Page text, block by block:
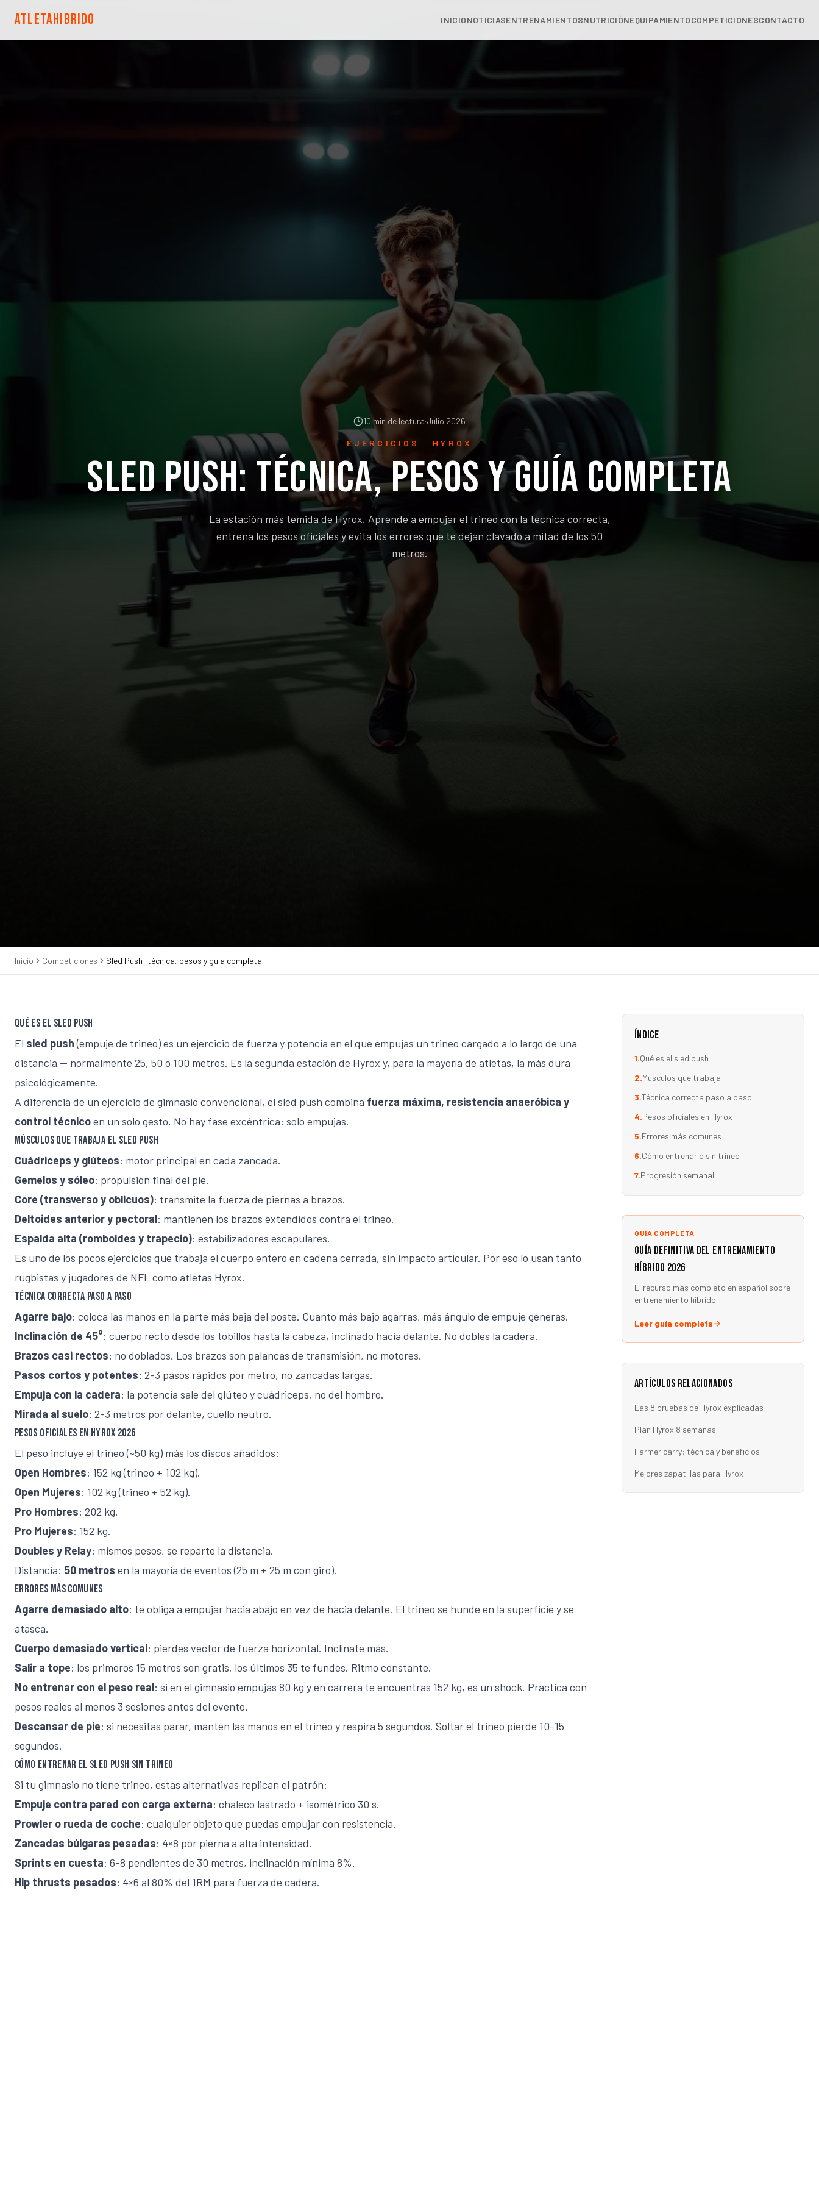
ATLETAHIBRIDO INICIONOTICIASENTRENAMIENTOSNUTRICIÓNEQUIPAMIENTOCOMPETICIONESCONTACTO
10 min de lectura·Julio 2026
EJERCICIOS · HYROX
Sled Push: técnica, pesos y guía completa
La estación más temida de Hyrox. Aprende a empujar el trineo con la técnica correcta,
entrena los pesos oficiales y evita los errores que te dejan clavado a mitad de los 50
metros.
Inicio Competiciones Sled Push: técnica, pesos y guía completa
Qué es el sled push
El sled push(empuje de trineo) es un ejercicio de fuerza y potencia en el que empujas un trineo cargado a lo largo de una
distancia — normalmente 25, 50 o 100 metros. Es la segunda estación de Hyrox y, para la mayoría de atletas, la más dura
psicológicamente.
A diferencia de un ejercicio de gimnasio convencional, el sled push combina fuerza máxima, resistencia anaeróbica y
control técnicoen un solo gesto. No hay fase excéntrica: solo empujas.
Músculos que trabaja el sled push
Cuádriceps y glúteos: motor principal en cada zancada.
Gemelos y sóleo: propulsión final del pie.
Core (transverso y oblicuos): transmite la fuerza de piernas a brazos.
Deltoides anterior y pectoral: mantienen los brazos extendidos contra el trineo.
Espalda alta (romboides y trapecio): estabilizadores escapulares.
Es uno de los pocos ejercicios que trabaja el cuerpo entero en cadena cerrada, sin impacto articular. Por eso lo usan tanto
rugbistas y jugadores de NFL como atletas Hyrox.
Técnica correcta paso a paso
Agarre bajo: coloca las manos en la parte más baja del poste. Cuanto más bajo agarras, más ángulo de empuje generas.
Inclinación de 45°: cuerpo recto desde los tobillos hasta la cabeza, inclinado hacia delante. No dobles la cadera.
Brazos casi rectos: no doblados. Los brazos son palancas de transmisión, no motores.
Pasos cortos y potentes: 2-3 pasos rápidos por metro, no zancadas largas.
Empuja con la cadera: la potencia sale del glúteo y cuádriceps, no del hombro.
Mirada al suelo: 2-3 metros por delante, cuello neutro.
Pesos oficiales en Hyrox 2026
El peso incluye el trineo (~50 kg) más los discos añadidos:
Open Hombres: 152 kg (trineo + 102 kg).
Open Mujeres: 102 kg (trineo + 52 kg).
Pro Hombres: 202 kg.
Pro Mujeres: 152 kg.
Doubles y Relay: mismos pesos, se reparte la distancia.
Distancia: 50 metros en la mayoría de eventos (25 m + 25 m con giro).
Errores más comunes
Agarre demasiado alto: te obliga a empujar hacia abajo en vez de hacia delante. El trineo se hunde en la superficie y se
atasca.
Cuerpo demasiado vertical: pierdes vector de fuerza horizontal. Inclínate más.
Salir a tope: los primeros 15 metros son gratis, los últimos 35 te fundes. Ritmo constante.
No entrenar con el peso real: si en el gimnasio empujas 80 kg y en carrera te encuentras 152 kg, es un shock. Practica con
pesos reales al menos 3 sesiones antes del evento.
Descansar de pie: si necesitas parar, mantén las manos en el trineo y respira 5 segundos. Soltar el trineo pierde 10-15
segundos.
Cómo entrenar el sled push sin trineo
Si tu gimnasio no tiene trineo, estas alternativas replican el patrón:
Empuje contra pared con carga externa: chaleco lastrado + isométrico 30 s.
Prowler o rueda de coche: cualquier objeto que puedas empujar con resistencia.
Zancadas búlgaras pesadas: 4×8 por pierna a alta intensidad.
Sprints en cuesta: 6-8 pendientes de 30 metros, inclinación mínima 8%.
Hip thrusts pesados: 4×6 al 80% del 1RM para fuerza de cadera.
Índice
1.Qué es el sled push
2.Músculos que trabaja
3.Técnica correcta paso a paso
4.Pesos oficiales en Hyrox
5.Errores más comunes
6.Cómo entrenarlo sin trineo
7.Progresión semanal
GUÍA COMPLETA
Guía Definitiva del Entrenamiento
Híbrido 2026
El recurso más completo en español sobre
entrenamiento híbrido.
Leer guía completa
Artículos Relacionados
Las 8 pruebas de Hyrox explicadas
Plan Hyrox 8 semanas
Farmer carry: técnica y beneficios
Mejores zapatillas para Hyrox